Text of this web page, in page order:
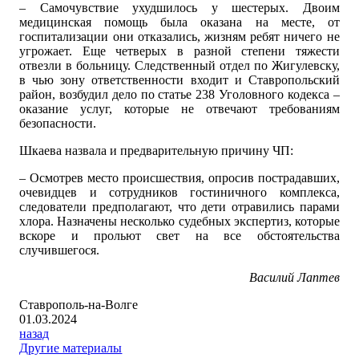
– Самочувствие ухудшилось у шестерых. Двоим
медицинская помощь была оказана на месте, от
госпитализации они отказались, жизням ребят ничего не
угрожает. Еще четверых в разной степени тяжести
отвезли в больницу. Следственный отдел по Жигулевску,
в чью зону ответственности входит и Ставропольский
район, возбудил дело по статье 238 Уголовного кодекса –
оказание услуг, которые не отвечают требованиям
безопасности.
Шкаева назвала и предварительную причину ЧП:
– Осмотрев место происшествия, опросив пострадавших,
очевидцев и сотрудников гостиничного комплекса,
следователи предполагают, что дети отравились парами
хлора. Назначены несколько судебных экспертиз, которые
вскоре и прольют свет на все обстоятельства
случившегося.
Василий Лаптев
Ставрополь-на-Волге
01.03.2024
назад
Другие материалы